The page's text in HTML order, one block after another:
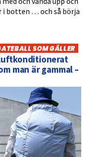
i botten … och så börja
SOM GÄLLER
man är gammal –